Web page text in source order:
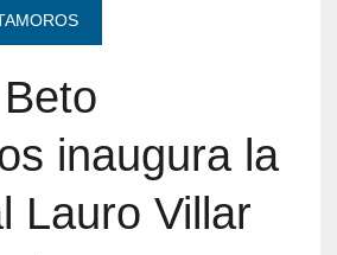
inaugura la
Lauro Villar